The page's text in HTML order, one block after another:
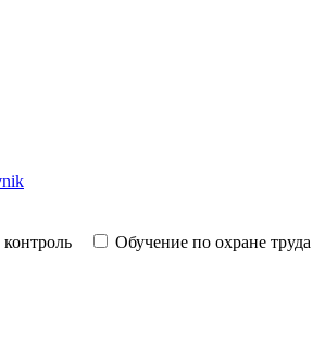
Обучение по охране труда